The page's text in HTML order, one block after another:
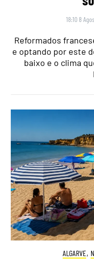
18:10 8
Reformados
e optando por este
baixo e o clima
ALGARVE,